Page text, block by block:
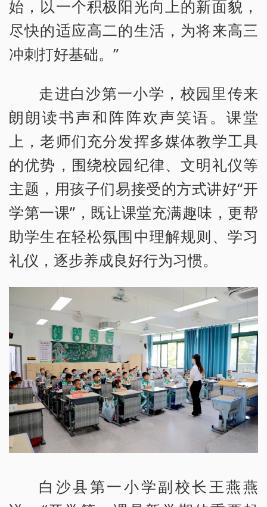
始，以一个积极阳光向上的新面貌，
尽快的适应高二的生活，为将来高三
冲刺打好基础。”
走进白沙第一小学，校园里传来
朗朗读书声和阵阵欢声笑语。课堂
上，老师们充分发挥多媒体教学工具
的优势，围绕校园纪律、文明礼仪等
主题，用孩子们易接受的方式讲好“开
学第一课”，既让课堂充满趣味，更帮
助学生在轻松氛围中理解规则、学习
礼仪，逐步养成良好行为习惯。
白沙县第一小学副校长王燕燕